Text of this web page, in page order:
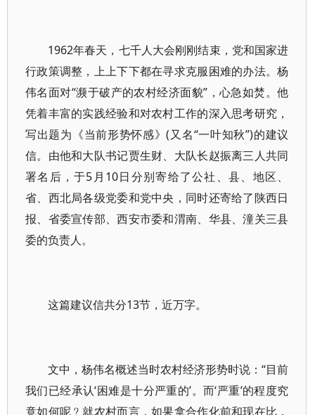
1962年春天，七千人大会刚刚结束，党和国家进
行政策调整，上上下下都在寻求克服困难的办法。杨
伟名面对“濒于破产的农村经济面貌”，心急如焚。他
凭着丰富的实践经验和对农村工作的深入思考研究，
写出题为《当前形势怀感》(又名“一叶知秋”)的建议
信。由他和大队书记贾生财、大队长赵振离三人共同
署名后，于5月10日分别寄给了公社、县、地区、
省、西北局各级党委和党中央，同时还寄给了陕西日
报、省委宣传部、西安市委和渭南、华县、潼关三县
委的负责人。
这篇建议信共分13节，近万字。
文中，杨伟名概述当时农村经济形势时说：“目前
我们已经承认‘困难是十分严重的’。而‘严重’的程度究
竟如何呢﹖就农村而言，如果拿合作化前和现在比，